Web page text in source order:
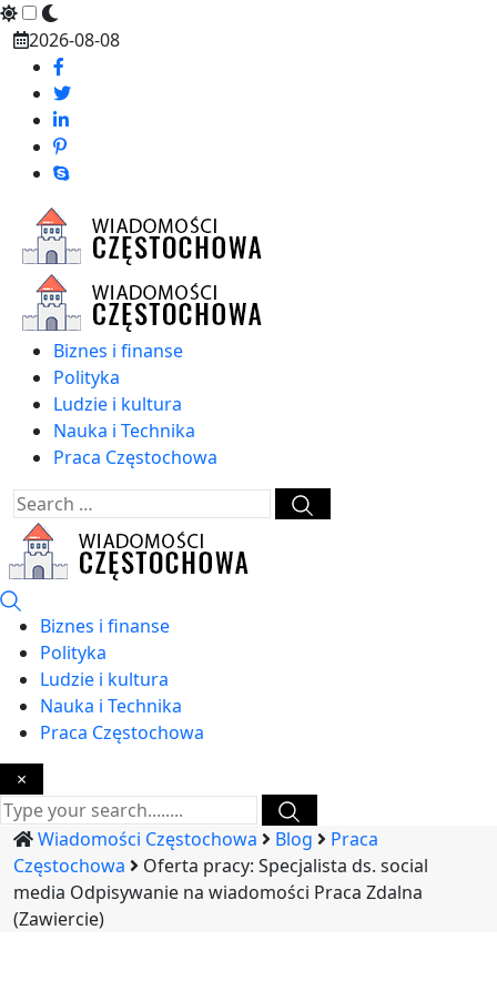
Skip
content
2026-08-08
Biznes i finanse
Polityka
Ludzie i kultura
Nauka i Technika
Praca Częstochowa
Biznes i finanse
Polityka
Ludzie i kultura
Nauka i Technika
Praca Częstochowa
×
Wiadomości Częstochowa Blog
Praca
Częstochowa
Oferta pracy: Specjalista ds. social
media Odpisywanie na wiadomości Praca Zdalna
(Zawiercie)